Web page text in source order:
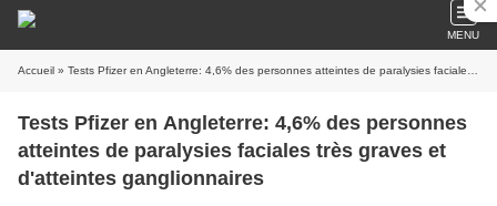
MENU
Accueil » Tests Pfizer en Angleterre: 4,6% des personnes atteintes de paralysies faciales très graves et d'atteintes ganglionnaires
Tests Pfizer en Angleterre: 4,6% des personnes
atteintes de paralysies faciales très graves et
d'atteintes ganglionnaires